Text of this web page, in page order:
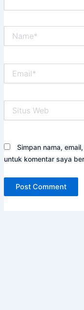
Web
Simpan nama,
untuk komentar saya